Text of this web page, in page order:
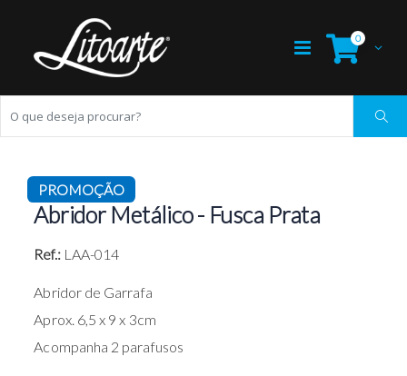
0
PROMOÇÃO
Abridor Metálico - Fusca Prata
Ref.: LAA-014
Abridor de Garrafa
Aprox. 6,5 x 9 x 3cm
Acompanha 2 parafusos